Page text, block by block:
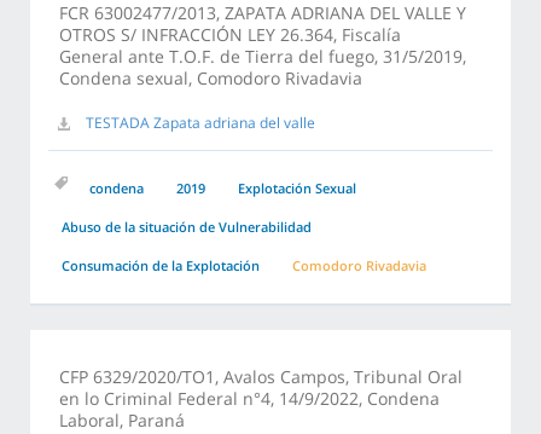
FCR 63002477/2013, ZAPATA ADRIANA DEL VALLE Y
OTROS S/ INFRACCIÓN LEY 26.364, Fiscalía
General ante T.O.F. de Tierra del fuego, 31/5/2019,
Condena sexual, Comodoro Rivadavia
TESTADA Zapata adriana del valle
condena 2019 Explotación Sexual
Abuso de la situación de Vulnerabilidad
Consumación de la Explotación Comodoro Rivadavia
CFP 6329/2020/TO1, Avalos Campos, Tribunal Oral
en lo Criminal Federal n°4, 14/9/2022, Condena
Laboral, Paraná